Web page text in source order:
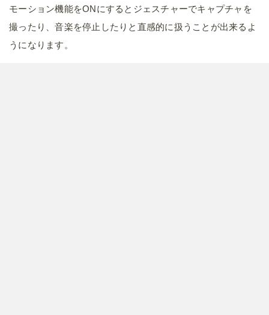
モーション機能をONにするとジェスチャーでキャプチャを
撮ったり、音楽を停止したりと直感的に扱うことが出来るよ
うになります。